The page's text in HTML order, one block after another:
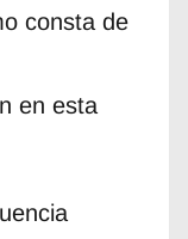
consta de
en esta